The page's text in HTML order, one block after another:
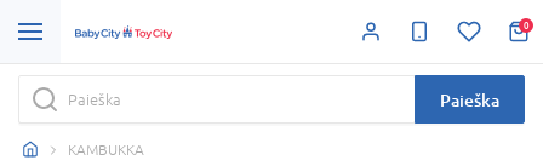
0
Paieška
KAMBUKKA